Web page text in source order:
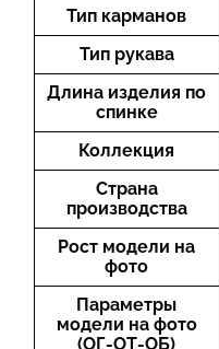
Тип карманов
Тип рукава
Длина изделия по
спинке
Коллекция
Страна
производства
Рост модели на
фото
Параметры
модели на фото
(ОГ-ОТ-ОБ)